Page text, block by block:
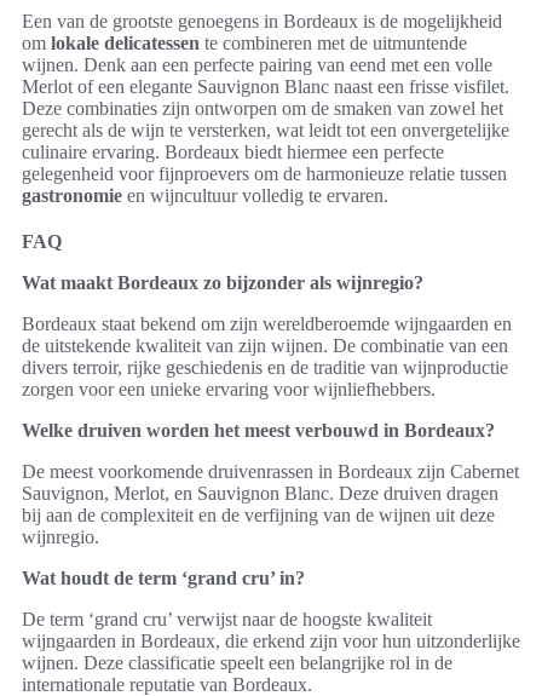
Een van de grootste genoegens in Bordeaux is de mogelijkheid
om lokale delicatessen te combineren met de uitmuntende
wijnen. Denk aan een perfecte pairing van eend met een volle
Merlot of een elegante Sauvignon Blanc naast een frisse visfilet.
Deze combinaties zijn ontworpen om de smaken van zowel het
gerecht als de wijn te versterken, wat leidt tot een onvergetelijke
culinaire ervaring. Bordeaux biedt hiermee een perfecte
gelegenheid voor fijnproevers om de harmonieuze relatie tussen
gastronomie en wijncultuur volledig te ervaren.
FAQ
Wat maakt Bordeaux zo bijzonder als wijnregio?
Bordeaux staat bekend om zijn wereldberoemde wijngaarden en
de uitstekende kwaliteit van zijn wijnen. De combinatie van een
divers terroir, rijke geschiedenis en de traditie van wijnproductie
zorgen voor een unieke ervaring voor wijnliefhebbers.
Welke druiven worden het meest verbouwd in Bordeaux?
De meest voorkomende druivenrassen in Bordeaux zijn Cabernet
Sauvignon, Merlot, en Sauvignon Blanc. Deze druiven dragen
bij aan de complexiteit en de verfijning van de wijnen uit deze
wijnregio.
Wat houdt de term ‘grand cru’ in?
De term ‘grand cru’ verwijst naar de hoogste kwaliteit
wijngaarden in Bordeaux, die erkend zijn voor hun uitzonderlijke
wijnen. Deze classificatie speelt een belangrijke rol in de
internationale reputatie van Bordeaux.